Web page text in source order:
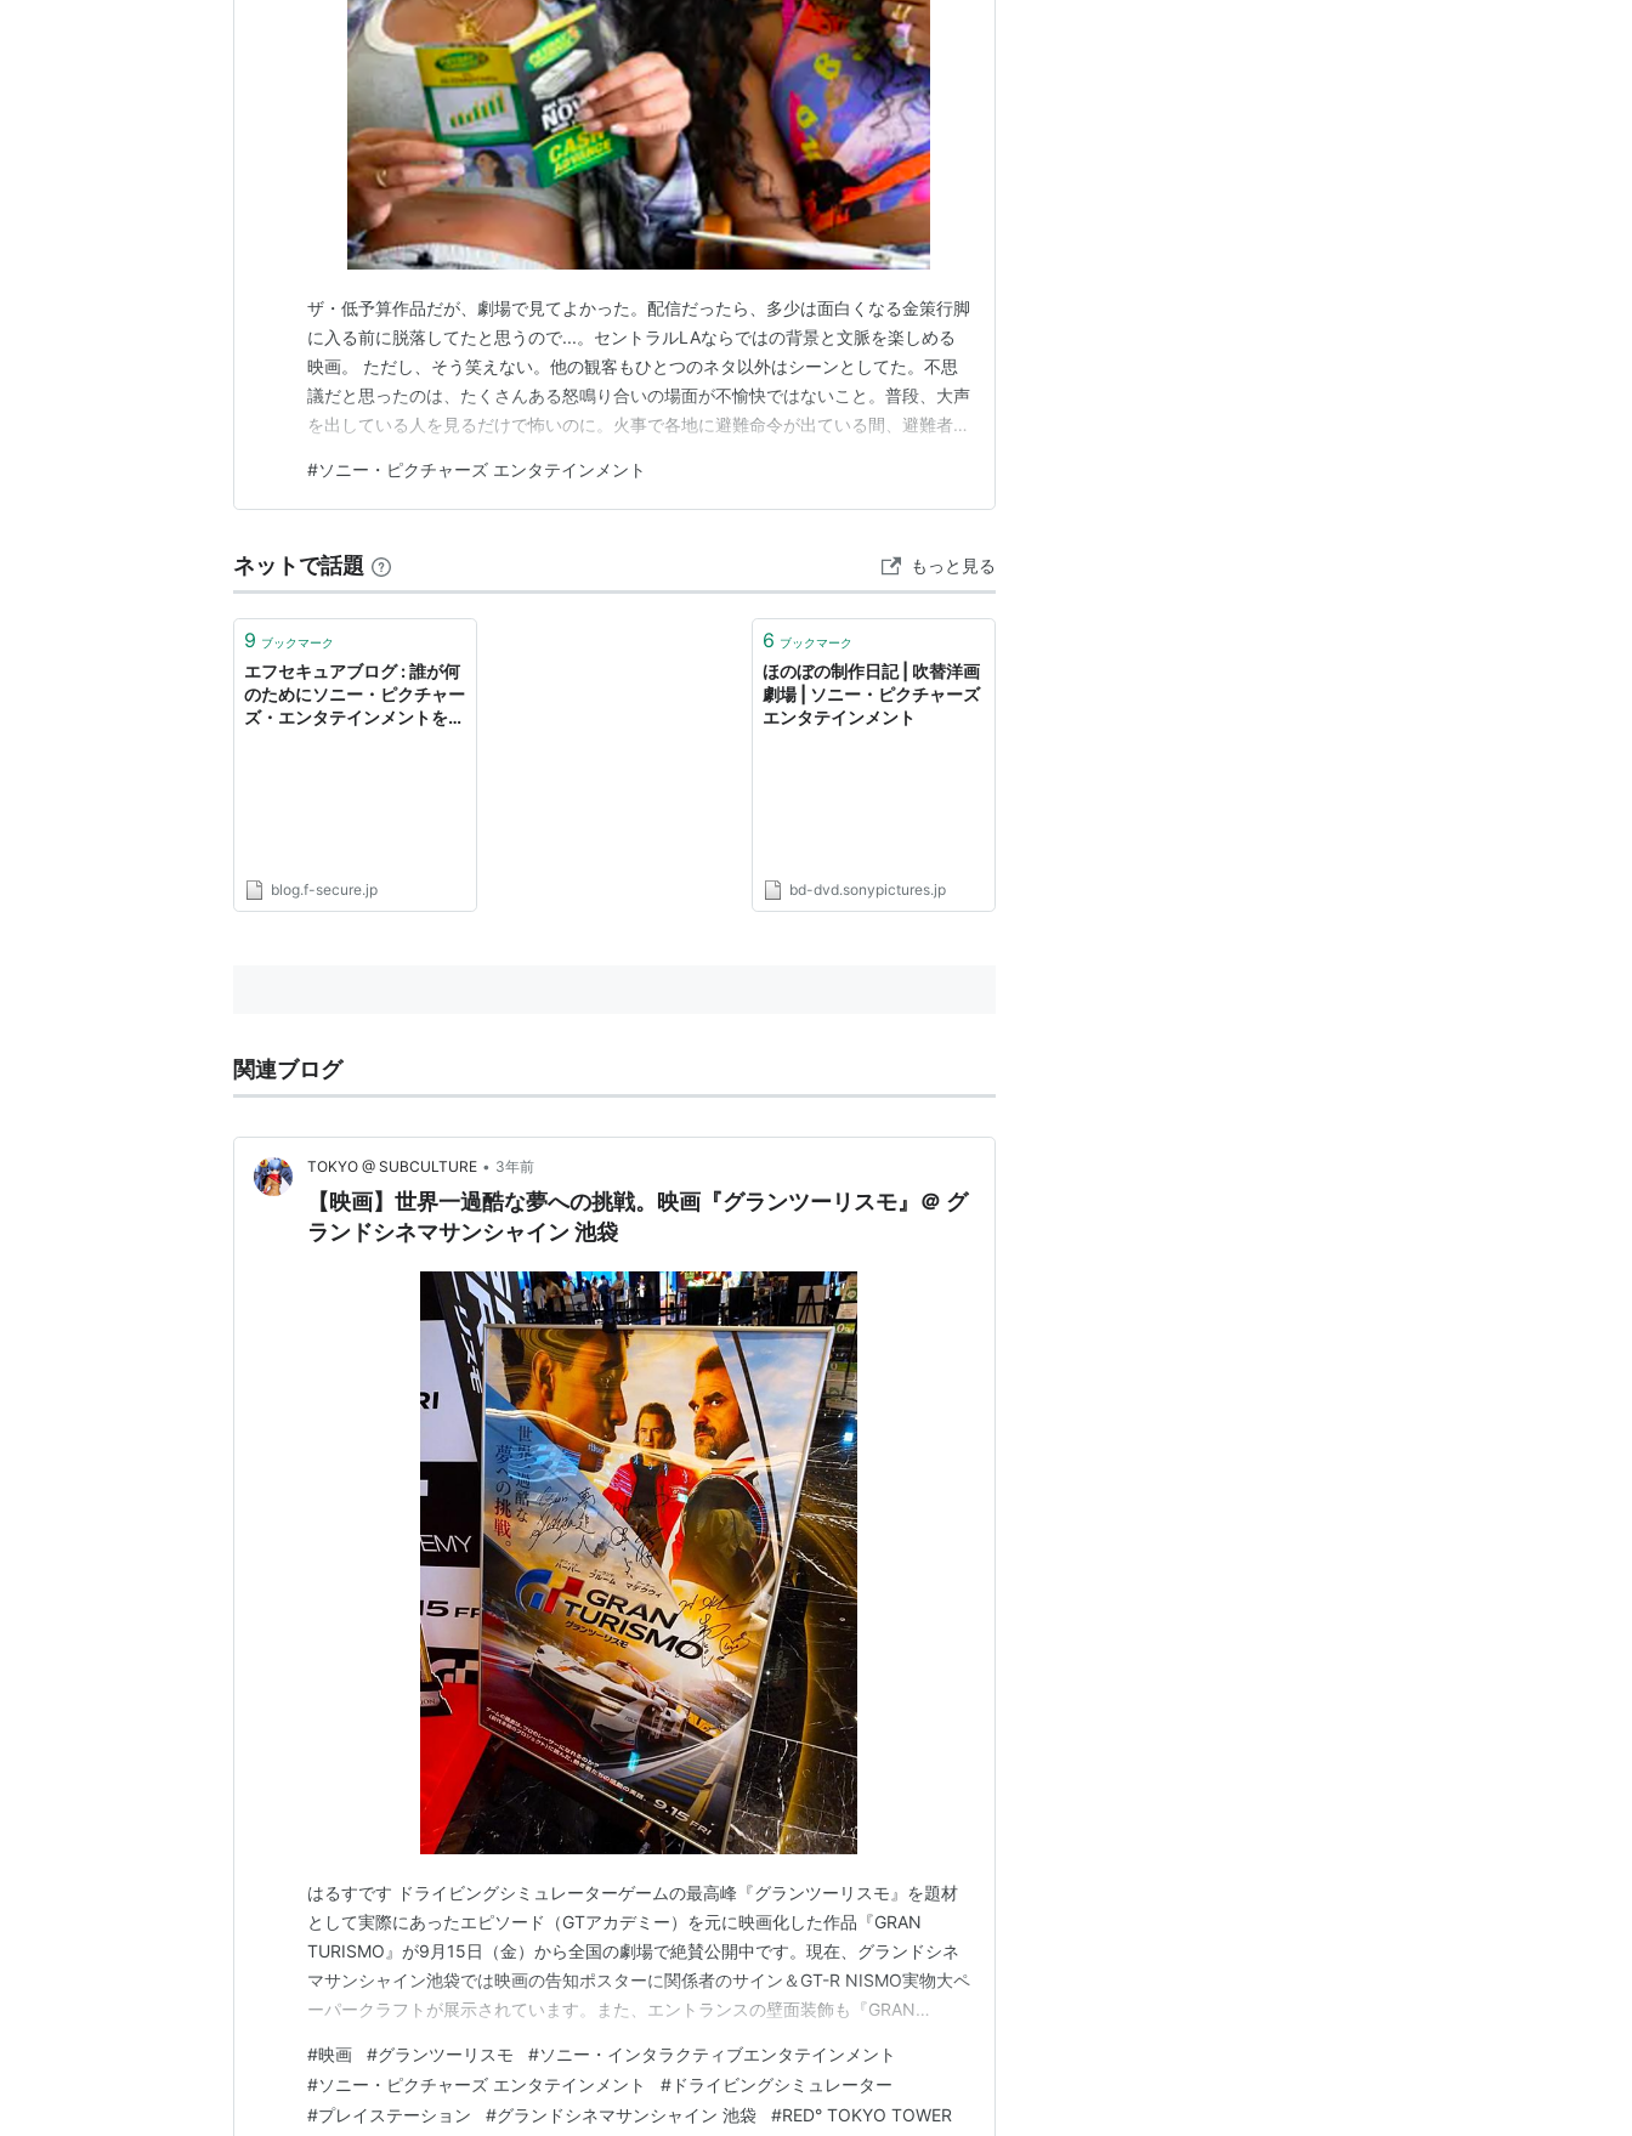
ザ・低予算作品だが、劇場で見てよかった。配信だったら、多少は面白くなる金策行脚
に入る前に脱落してたと思うので...。セントラルLAならではの背景と文脈を楽しめる
映画。 ただし、そう笑えない。他の観客もひとつのネタ以外はシーンとしてた。不思
議だと思ったのは、たくさんある怒鳴り合いの場面が不愉快ではないこと。普段、大声
を出している人を見るだけで怖いのに。火事で各地に避難命令が出ている間、避難者や
たのだが、この彼女たちの行動圏内では灰が降っているにもかかわらず、何もなかった
かのようにシュラスコやブリトーやジュースの屋台が出…
#ソニー・ピクチャーズ エンタテインメント
ネットで話題 もっと見る
9 ブックマーク
エフセキュアブログ : 誰が何
のためにソニー・ピクチャー
ズ・エンタテインメントをハ
blog.f-secure.jp
6 ブックマーク
ほのぼの制作日記 | 吹替洋画
劇場 | ソニー・ピクチャーズ
エンタテインメント
bd-dvd.sonypictures.jp
関連ブログ
TOKYO @ SUBCULTURE • 3年前
【映画】世界一過酷な夢への挑戦。映画『グランツーリスモ』＠ グ
ランドシネマサンシャイン 池袋
はるすです ドライビングシミュレーターゲームの最高峰『グランツーリスモ』を題材
として実際にあったエピソード（GTアカデミー）を元に映画化した作品『GRAN
TURISMO』が9月15日（金）から全国の劇場で絶賛公開中です。現在、グランドシネ
マサンシャイン池袋では映画の告知ポスターに関係者のサイン＆GT-R NISMO実物大ペ
ーパークラフトが展示されています。また、エントランスの壁面装飾も『GRAN
の感想記事を眺めてると結構評判が良くってドライビングゲーム、モータースポーツが
好きな方は気になるのではないでしょうか…
#映画 #グランツーリスモ #ソニー・インタラクティブエンタテインメント
#ソニー・ピクチャーズ エンタテインメント # ドライビングシミュレーター
#プレイステーション #グランドシネマサンシャイン 池袋 #RED° TOKYO TOWER